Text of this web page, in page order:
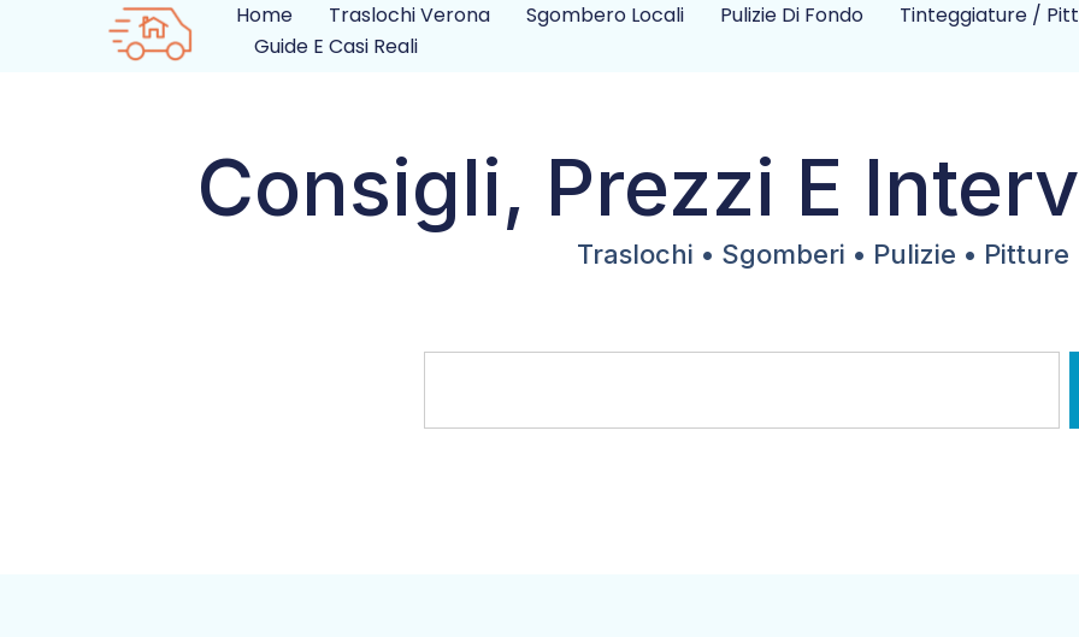
Home Traslochi Verona Sgombero Locali Pulizie Di Fondo
Tinteggiature /
Guide E Casi Reali
Consigli, Prezzi E
Traslochi • Sgomberi • Pulizie • Pitture